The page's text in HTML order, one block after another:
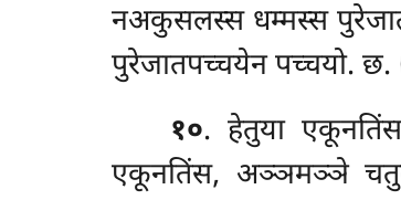
नअकुसलस्स धम्मस्स
पुरेजातपच्चयेन पच्चयो. छ.
१०. हेतुया
एकूनतिंस, अञ्ञमञ्ञे